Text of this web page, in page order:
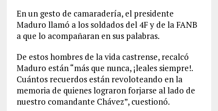
En un gesto de camaradería, el presidente
Maduro llamó a los soldados del 4F y de la FANB
a que lo acompañaran en sus palabras.
De estos hombres de la vida castrense, recalcó
Maduro están “más que nunca, ¡leales siempre!.
Cuántos recuerdos están revoloteando en la
memoria de quienes lograron forjarse al lado de
nuestro comandante Chávez”, cuestionó.